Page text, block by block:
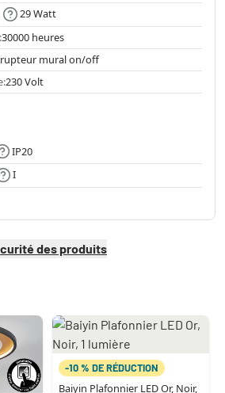
29 Watt
30000 heures
mural on/off
230 Volt
IP20
I
des produits
-10 % DE RÉDUCTION
Baiyin Plafonnier LED Or, Noir,